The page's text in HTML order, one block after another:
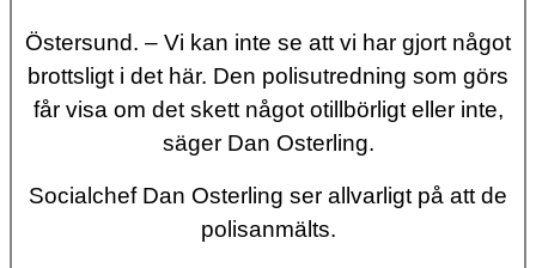
Östersund. – Vi kan inte se att vi har gjort något
brottsligt i det här. Den polisutredning som görs
får visa om det skett något otillbörligt eller inte,
säger Dan Osterling.
Socialchef Dan Osterling ser allvarligt på att de
polisanmälts.